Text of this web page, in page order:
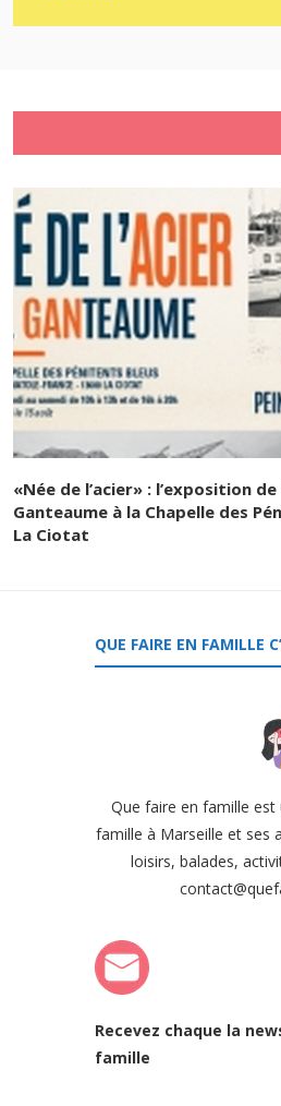
«Née de l’acier» : l’exposition
Ganteaume à la Chapelle des
La Ciotat
QUE FAIRE EN FAMILLE
Que faire en famille
famille à Marseille et ses
loisirs, balades,
Recevez chaque la
famille